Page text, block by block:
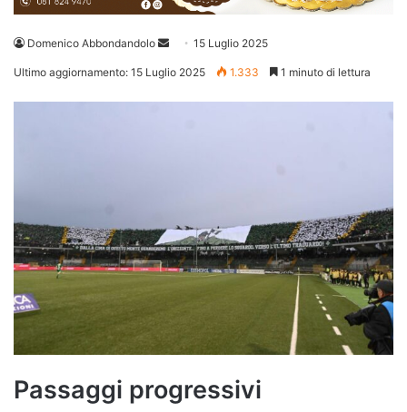
Domenico Abbondandolo
Invia 15 Luglio 2025
Ultimo aggiornamento: 15 Luglio 2025 1.333 1 minuto di lettura
Passaggi progressivi